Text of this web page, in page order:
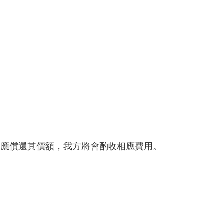
還其價額，我方將會酌收相應費用。